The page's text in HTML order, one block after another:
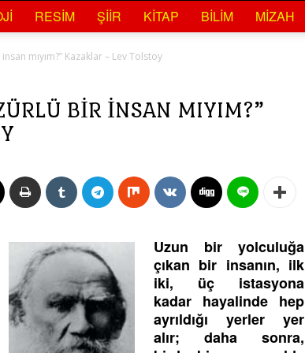
RESIM ŞIIR KITAP BILIM MIZAH
mıyım?” Kazaklar – Lev Tolstoy
BIR INSAN MIYIM?”
Uzun bir yolculuğa
çıkan bir insanın, ilk
iki, üç istasyona
kadar hayalinde hep
ayrıldığı yerler yer
alır; daha sonra,